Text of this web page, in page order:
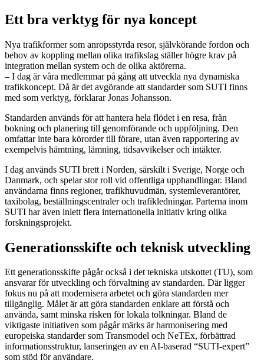
Ett bra verktyg för nya koncept
Nya trafikformer som anropsstyrda resor, självkörande fordon och
behov av koppling mellan olika trafikslag ställer högre krav på
integration mellan system och de olika aktörerna.
– I dag är våra medlemmar på gång att utveckla nya dynamiska
trafikkoncept. Då är det avgörande att standarder som SUTI finns
med som verktyg, förklarar Jonas Johansson.
Standarden används för att hantera hela flödet i en resa, från
bokning och planering till genomförande och uppföljning. Den
omfattar inte bara körorder till förare, utan även rapportering av
exempelvis hämtning, lämning, tidsavvikelser och intäkter.
I dag används SUTI brett i Norden, särskilt i Sverige, Norge och
Danmark, och spelar stor roll vid offentliga upphandlingar. Bland
användarna finns regioner, trafikhuvudmän, systemleverantörer,
taxibolag, beställningscentraler och trafikledningar. Parterna inom
SUTI har även inlett flera internationella initiativ kring olika
forskningsprojekt.
Generationsskifte och teknisk utveckling
Ett generationsskifte pågår också i det tekniska utskottet (TU), som
ansvarar för utveckling och förvaltning av standarden. Där ligger
fokus nu på att modernisera arbetet och göra standarden mer
tillgänglig. Målet är att göra standarden enklare att förstå och
använda, samt minska risken för lokala tolkningar. Bland de
viktigaste initiativen som pågår märks är harmonisering med
europeiska standarder som Transmodel och NeTEx, förbättrad
informationsstruktur, lanseringen av en AI-baserad “SUTI-expert”
som stöd för användare.